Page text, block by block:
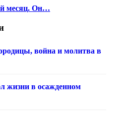
месяц. Он…
война и молитва в
жизни в осажденном